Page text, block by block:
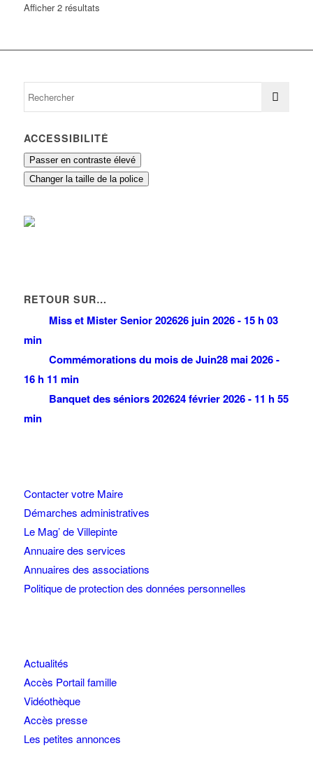
Afficher 2 résultats
ACCESSIBILITÉ
Passer en contraste élevé
Changer la taille de la police
RETOUR SUR…
Miss et Mister Senior 202626 juin 2026 - 15 h 03
min
Commémorations du mois de Juin28 mai 2026 -
16 h 11 min
Banquet des séniors 202624 février 2026 - 11 h 55
min
Contacter votre Maire
Démarches administratives
Le Mag’ de Villepinte
Annuaire des services
Annuaires des associations
Politique de protection des données personnelles
Actualités
Accès Portail famille
Vidéothèque
Accès presse
Les petites annonces